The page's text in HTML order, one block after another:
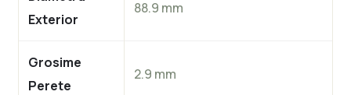
Exterior
88.9 mm
Grosime
Perete
2.9 mm